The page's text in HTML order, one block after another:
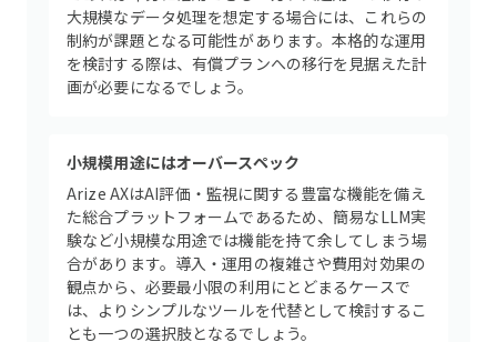
大規模なデータ処理を想定する場合には、これらの
制約が課題となる可能性があります。本格的な運用
を検討する際は、有償プランへの移行を見据えた計
画が必要になるでしょう。
小規模用途にはオーバースペック
Arize AXはAI評価・監視に関する豊富な機能を備え
た総合プラットフォームであるため、簡易なLLM実
験など小規模な用途では機能を持て余してしまう場
合があります。導入・運用の複雑さや費用対効果の
観点から、必要最小限の利用にとどまるケースで
は、よりシンプルなツールを代替として検討するこ
とも一つの選択肢となるでしょう。